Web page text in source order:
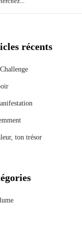
récents
ton trésor